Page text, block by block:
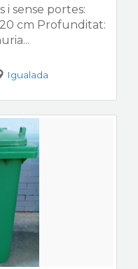
sense portes:
cm Profunditat:
Igualada